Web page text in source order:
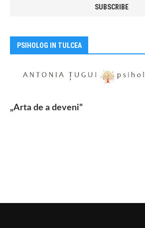
PSIHOLOG IN TULCEA
„Arta de a deveni”